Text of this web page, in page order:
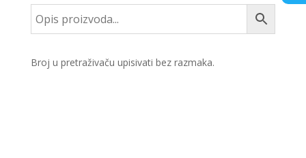
Broj u pretraživaču upisivati bez razmaka.